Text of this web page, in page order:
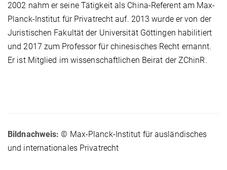
2002 nahm er seine Tätigkeit als China-Referent am Max-
Planck-Institut für Privatrecht auf. 2013 wurde er von der
Juristischen Fakultät der Universität Göttingen habilitiert
und 2017 zum Professor für chinesisches Recht ernannt.
Er ist Mitglied im wissenschaftlichen Beirat der ZChinR.
Bildnachweis: © Max-Planck-Institut für ausländisches
und internationales Privatrecht